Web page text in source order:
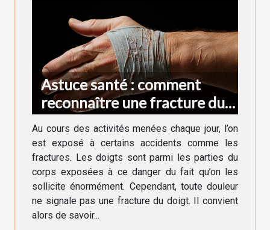
Astuce santé : comment
reconnaître une fracture du
doigt ?
Au cours des activités menées chaque jour, l’on
est exposé à certains accidents comme les
fractures. Les doigts sont parmi les parties du
corps exposées à ce danger du fait qu’on les
sollicite énormément. Cependant, toute douleur
ne signale pas une fracture du doigt. Il convient
alors de savoir...